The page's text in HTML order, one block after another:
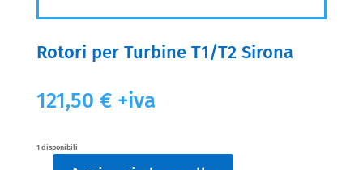
Rotori per Turbine T1/T2 Sirona
121,50 € +iva
1 disponibili